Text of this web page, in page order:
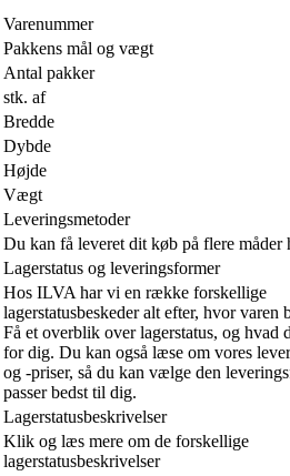
Varenummer
Pakkens mål og vægt
Antal pakker
stk. af
Bredde
Dybde
Højde
Vægt
Leveringsmetoder
Du kan få leveret dit køb på flere måder
Lagerstatus og leveringsformer
Hos ILVA har vi en række forskellige
lagerstatusbeskeder alt efter, hvor varen
Få et overblik over lagerstatus, og hvad
for dig. Du kan også læse om vores
og -priser, så du kan vælge den
passer bedst til dig.
Lagerstatusbeskrivelser
Klik og læs mere om de forskellige
lagerstatusbeskrivelser